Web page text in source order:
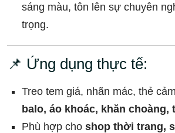
sáng màu, tôn lên sự chuyên
trọng.
📌 Ứng dụng thực tế:
Treo tem giá, nhãn mác, thẻ
balo, áo khoác, khăn choàng,
Phù hợp cho shop thời trang,